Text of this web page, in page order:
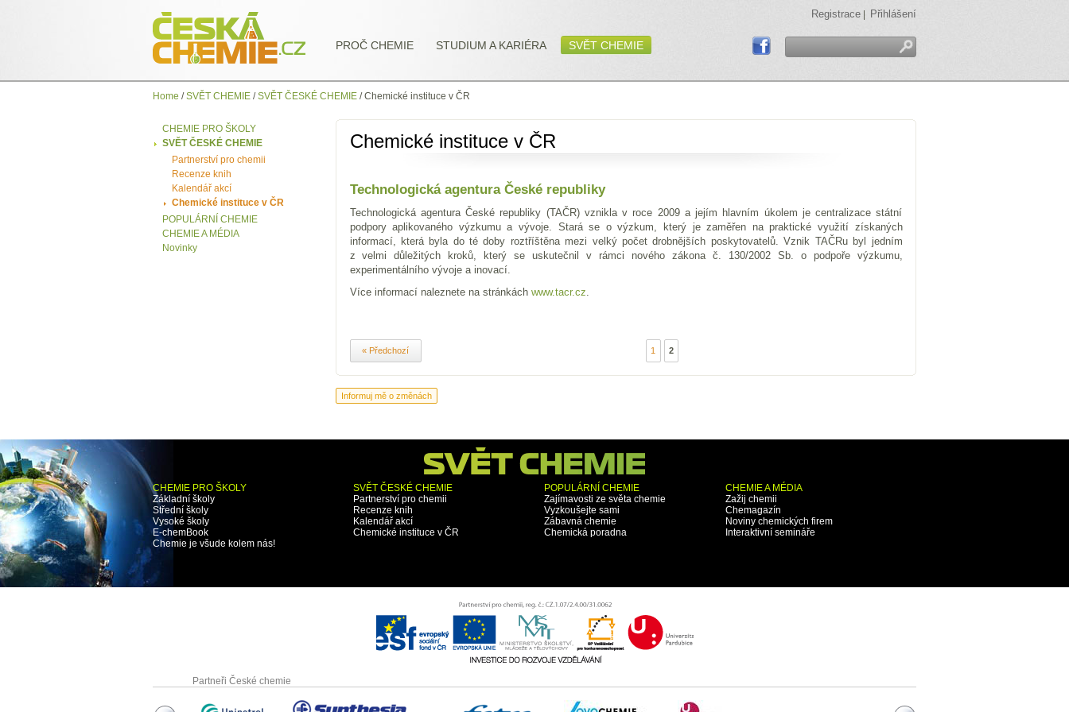
Registrace Přihlášení
PROČ CHEMIE STUDIUM A KARIÉRA SVĚT CHEMIE
Home / SVĚT CHEMIE / SVĚT ČESKÉ CHEMIE / Chemické instituce v ČR
CHEMIE PRO ŠKOLY
SVĚT ČESKÉ CHEMIE
Partnerství pro chemii
Recenze knih
Kalendář akcí
Chemické instituce v ČR
POPULÁRNÍ CHEMIE
CHEMIE A MÉDIA
Novinky
Chemické instituce v ČR
Technologická agentura České republiky
Technologická agentura České republiky (TAČR) vznikla v roce 2009 a jejím hlavním úkolem je centralizace státní
podpory aplikovaného výzkumu a vývoje. Stará se o výzkum, který je zaměřen na praktické využití získaných
informací, která byla do té doby roztříštěna mezi velký počet drobnějších poskytovatelů. Vznik TAČRu byl jedním
z velmi důležitých kroků, který se uskutečnil v rámci nového zákona č. 130/2002 Sb. o podpoře výzkumu,
experimentálního vývoje a inovací.
Více informací naleznete na stránkách www.tacr.cz
« Předchozí 1 2
CHEMIE PRO ŠKOLY
Základní školy
Střední školy
Vysoké školy
E-chemBook
Chemie je všude kolem nás!
SVĚT ČESKÉ CHEMIE
Partnerství pro chemii
Recenze knih
Kalendář akcí
Chemické instituce v ČR
POPULÁRNÍ CHEMIE
Zajímavosti ze světa chemie
Vyzkoušejte sami
Zábavná chemie
Chemická poradna
CHEMIE A MÉDIA
Zažij chemii
Chemagazín
Noviny chemických firem
Interaktivní semináře
Partneři České chemie